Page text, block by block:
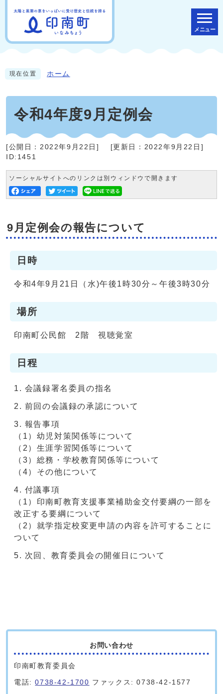
メニュー
現在位置 ホーム
令和4年度9月定例会
[公開日： 2022年9月22日 ] [更新日： 2022年9月22日 ]
ID:1451
ソーシャルサイトへのリンクは別ウィンドウで開きます
9月定例会の報告について
日時
令和4年9月21日（水)午後1時30分～午後3時30分
場所
印南町公民館 2階 視聴覚室
日程
会議録署名委員の指名
前回の会議録の承認について
報告事項
（1）幼児対策関係等について
（2）生涯学習関係等について
（3）総務・学校教育関係等について
（4）その他について
付議事項
（1）印南町教育支援事業補助金交付要綱の一部を
改正する要綱について
（2）就学指定校変更申請の内容を許可することに
ついて
次回、教育委員会の開催日について
お問い合わせ
印南町教育委員会
電話:0738-42-1700 ファックス: 0738-42-1577